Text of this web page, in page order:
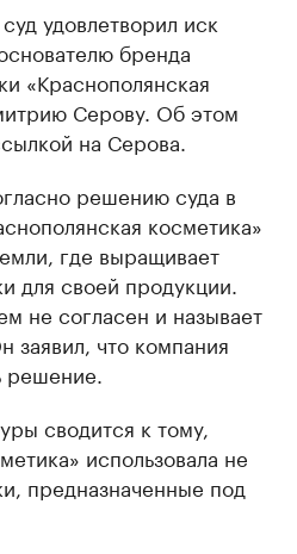
удовлетворил иск
бренда
«Краснополянская
Серову. Об этом
на Серова.
решению суда в
косметика»
где выращивает
для своей продукции.
не согласен и называет
что компания
решение.
сводится к тому,
использовала не
предназначенные под